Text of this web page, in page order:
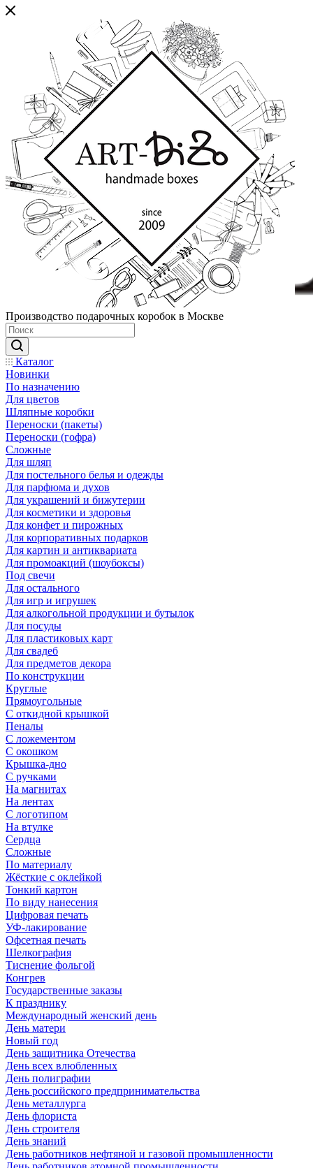
Производство подарочных коробок в Москве
Каталог
Новинки
По назначению
Для цветов
Шляпные коробки
Переноски (пакеты)
Переноски (гофра)
Сложные
Для шляп
Для постельного белья и одежды
Для парфюма и духов
Для украшений и бижутерии
Для косметики и здоровья
Для конфет и пирожных
Для корпоративных подарков
Для картин и антиквариата
Для промоакций (шоубоксы)
Под свечи
Для остального
Для игр и игрушек
Для алкогольной продукции и бутылок
Для посуды
Для пластиковых карт
Для свадеб
Для предметов декора
По конструкции
Круглые
Прямоугольные
С откидной крышкой
Пеналы
С ложементом
С окошком
Крышка-дно
С ручками
На магнитах
На лентах
С логотипом
На втулке
Сердца
Сложные
По материалу
Жёсткие с оклейкой
Тонкий картон
По виду нанесения
Цифровая печать
УФ-лакирование
Офсетная печать
Шелкография
Тиснение фольгой
Конгрев
Государственные заказы
К празднику
Международный женский день
День матери
Новый год
День защитника Отечества
День всех влюбленных
День полиграфии
День российского предпринимательства
День металлурга
День флориста
День строителя
День знаний
День работников нефтяной и газовой промышленности